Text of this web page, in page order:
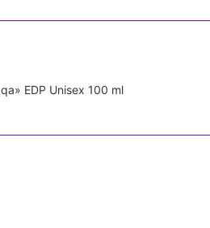
EDP Unisex 100 ml